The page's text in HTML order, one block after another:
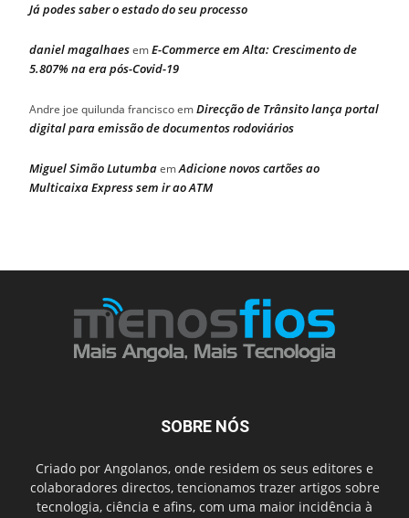
Já podes saber o estado do seu processo
daniel magalhaesemE-Commerce em Alta: Crescimento de
5.807% na era pós-Covid-19
Andre joe quilunda franciscoemDirecção de Trânsito lança portal
digital para emissão de documentos rodoviários
Miguel Simão LutumbaemAdicione novos cartões ao
Multicaixa Express sem ir ao ATM
SOBRE NÓS
Criado por Angolanos, onde residem os seus editores e
colaboradores directos, tencionamos trazer artigos sobre
tecnologia, ciência e afins, com uma maior incidência à